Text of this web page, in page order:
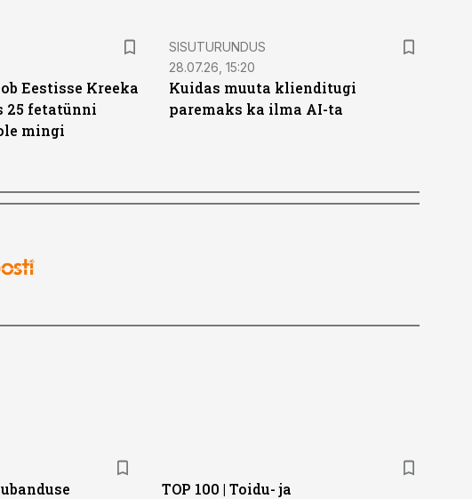
Eestisse Kreeka
25 fetatünni
mingi
ST
SISUTURUNDUS
28.07.26, 15:20
Kuidas muuta klienditugi
paremaks ka ilma AI-ta
TOP 100 | Toidu- ja